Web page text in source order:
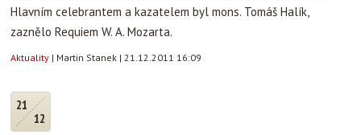
Hlavním celebrantem a kazatelem byl mons. Tomáš Halík,
zaznělo Requiem W. A. Mozarta.
Aktuality | Martin Stanek | 21.12.2011 16:09
21
12